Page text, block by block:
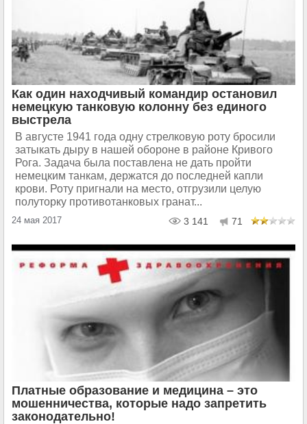
Как один находчивый командир остановил
немецкую танковую колонну без единого
выстрела
В августе 1941 года одну стрелковую роту бросили
затыкать дыру в нашей обороне в районе Кривого
Рога. Задача была поставлена не дать пройти
немецким танкам, держатся до последней капли
крови. Роту пригнали на место, отгрузили целую
полуторку противотанковых гранат...
24 мая 2017 3 141 71
Платные образование и медицина – это
мошенничества, которые надо запретить
законодательно!